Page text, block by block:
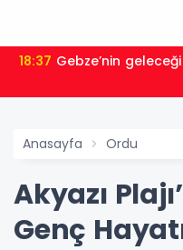
18:37 Gebze’nin
Anasayfa Ordu
Akyazı
Genç